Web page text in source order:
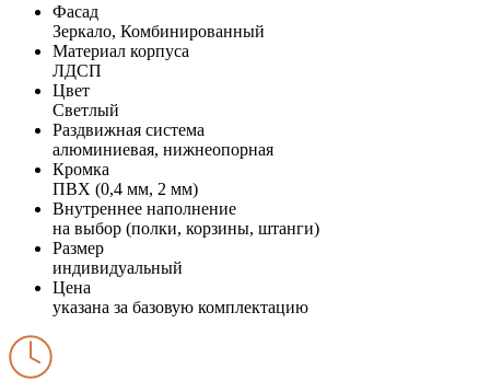
Фасад
Зеркало, Комбинированный
Материал корпуса
ЛДСП
Цвет
Светлый
Раздвижная система
алюминиевая, нижнеопорная
Кромка
ПВХ (0,4 мм, 2 мм)
Внутреннее наполнение
на выбор (полки, корзины, штанги)
Размер
индивидуальный
Цена
указана за базовую комплектацию